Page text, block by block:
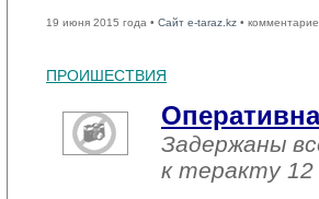
19 июня 2015 года • Сайт e-taraz.kz •
ПРОИШЕСТВИЯ
Задержаны
к теракту 12